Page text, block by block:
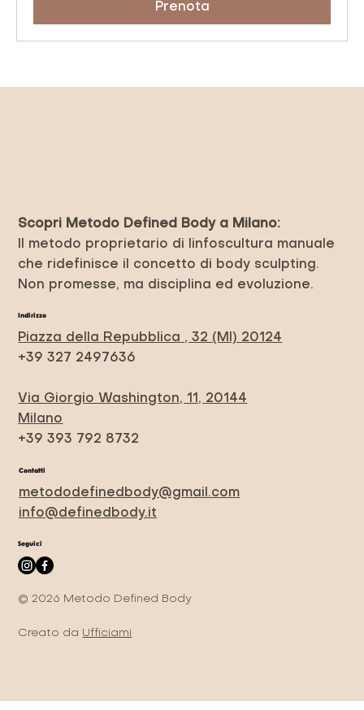
Prenota
Scopri Metodo Defined Body a Milano:
Il metodo proprietario di linfoscultura manuale
che ridefinisce il concetto di body sculpting.
Non promesse, ma disciplina ed evoluzione.
Indirizzo
Piazza della Repubblica , 32 (MI) 20124
+39 327 2497636
Via Giorgio Washington, 11, 20144
Milano
+39 393 792 8732
Contatti
metododefinedbody@gmail.com
info@definedbody.it
Seguici
© 2026 Metodo Defined Body
Creato da Ufficiami